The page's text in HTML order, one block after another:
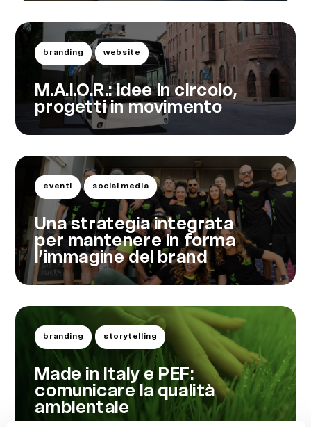
branding website
M.A.I.O.R.: idee in circolo,
progetti in movimento
eventi social media
Una strategia integrata
per mantenere in forma
l’immagine del brand
branding storytelling
Made in Italy e PEF:
comunicare la qualità
ambientale